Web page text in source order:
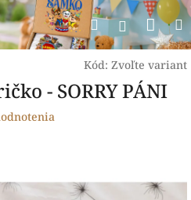
Hľadať
Kód: Zvoľte variant
- SORRY PÁNI